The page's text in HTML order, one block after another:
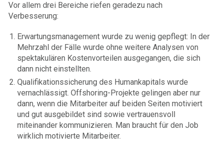
Vor allem drei Bereiche riefen geradezu nach
Verbesserung:
Erwartungsmanagement wurde zu wenig gepflegt: In der
Mehrzahl der Fälle wurde ohne weitere Analysen von
spektakulären Kostenvorteilen ausgegangen, die sich
dann nicht einstellten.
Qualifikationssicherung des Humankapitals wurde
vernachlässigt. Offshoring-Projekte gelingen aber nur
dann, wenn die Mitarbeiter auf beiden Seiten motiviert
und gut ausgebildet sind sowie vertrauensvoll
miteinander kommunizieren. Man braucht für den Job
wirklich motivierte Mitarbeiter.